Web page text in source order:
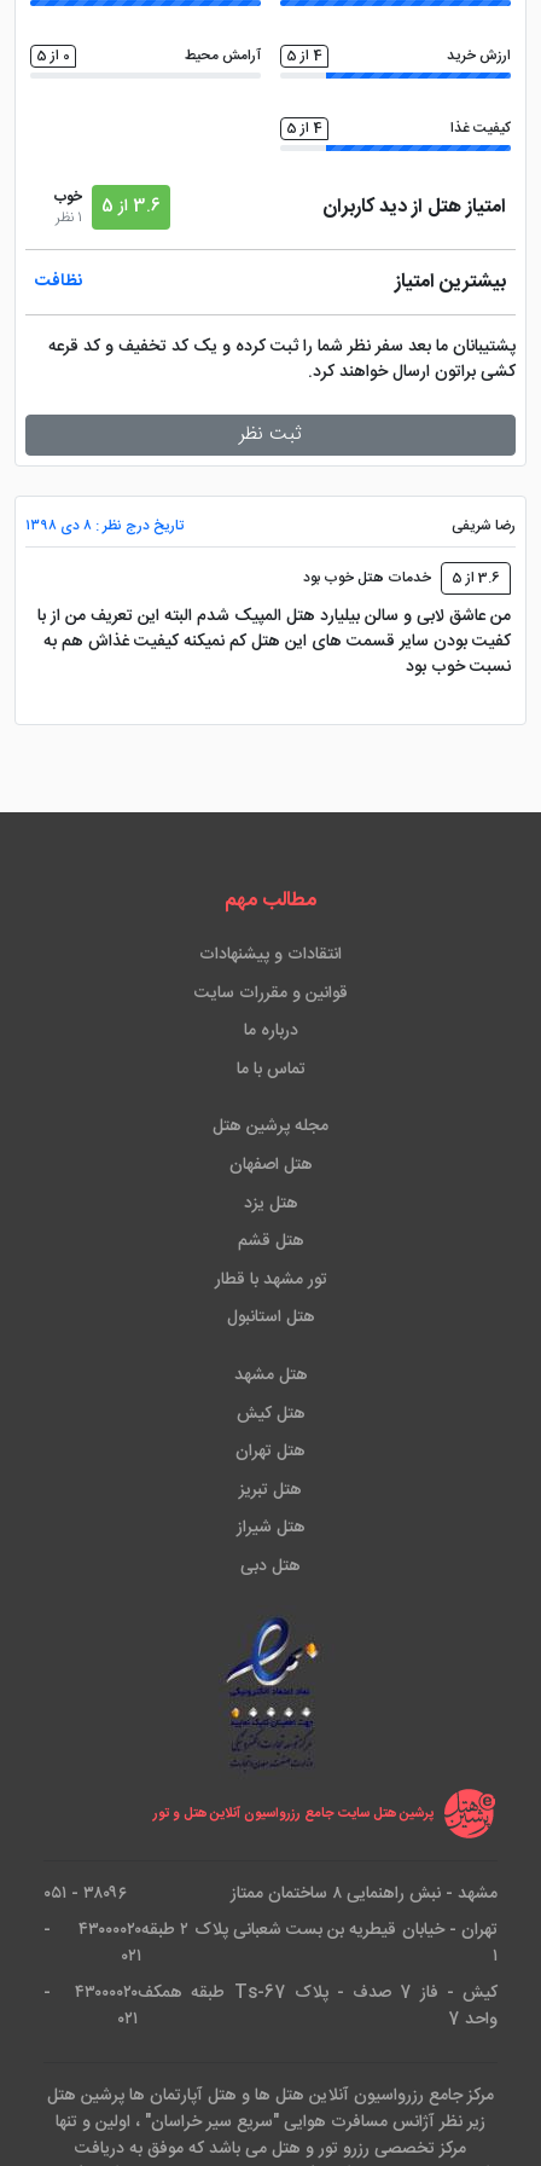
ارزش خرید 4 از 5 آرامش محیط 0 از 5
کیفیت غذا 4 از 5
امتیاز هتل از دید کاربران 3.6 از 5
خوب
1 نظر
بیشترین امتیاز نظافت
پشتیبانان ما بعد سفر نظر شما را ثبت کرده و یک کد تخفیف و کد قرعه
کشی براتون ارسال خواهند کرد.
ثبت نظر
رضا شریفی تاریخ درج نظر : ۸ دی ۱۳۹۸
3.6 از 5 خدمات هتل خوب بود
من عاشق لابی و سالن بیلیارد هتل المپیک شدم البته این تعریف من از با
کفیت بودن سایر قسمت های این هتل کم نمیکنه کیفیت غذاش هم به
نسبت خوب بود
مطالب مهم
انتقادات و پیشنهادات
قوانین و مقررات سایت
درباره ما
تماس با ما
مجله پرشین هتل
هتل اصفهان
هتل یزد
هتل قشم
تور مشهد با قطار
هتل استانبول
هتل مشهد
هتل کیش
هتل تهران
هتل تبریز
هتل شیراز
هتل دبی
پرشین هتل سایت جامع رزرواسیون آنلاین هتل و تور
مشهد - نبش راهنمایی ۸ ساختمان ممتاز
۳۸۰۹۶ - ۰۵۱
تهران - خیابان قیطریه بن بست شعبانی پلاک ۲ طبقه
۱
۴۳۰۰۰۰۲۰ -
۰۲۱
کیش - فاز 7 صدف - پلاک Ts-67 طبقه همکف
واحد 7
۴۳۰۰۰۰۲۰ -
۰۲۱
مرکز جامع رزرواسیون آنلاین هتل ها و هتل آپارتمان ها پرشین هتل
زیر نظر آژانس مسافرت هوایی "سریع سیر خراسان" ، اولین و تنها
مرکز تخصصی رزرو تور و هتل می باشد که موفق به دریافت